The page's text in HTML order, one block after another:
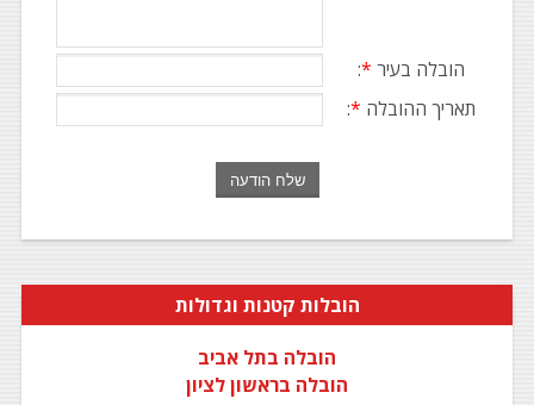
הובלה בעיר *
:
תאריך ההובלה *
:
הובלות קטנות וגדולות
הובלה בתל אביב
הובלה בראשון לציון